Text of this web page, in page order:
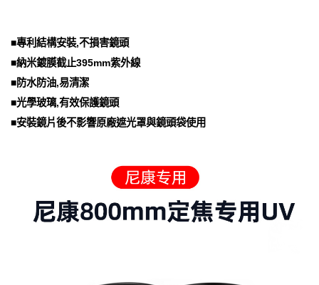
■專利結構安裝,不損害鏡頭
■納米鍍膜截止395mm紫外線
■防水防油,易清潔
■光學玻璃,有效保護鏡頭
■安裝鏡片後不影響原廠遮光罩與鏡頭袋使用